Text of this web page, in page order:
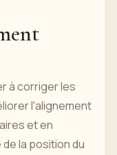
à corriger les
l'alignement
et en
la position du